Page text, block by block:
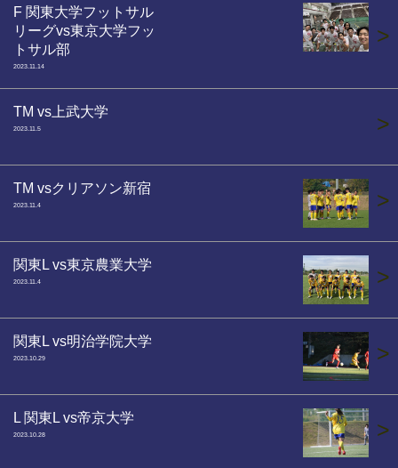
F 関東大学フットサル
リーグvs東京大学フッ
トサル部
2023.11.14
>
TM vs上武大学
2023.11.5 >
TM vsクリアソン新宿
2023.11.4 >
関東L vs東京農業大学
2023.11.4 >
関東L vs明治学院大学
2023.10.29 >
L 関東L vs帝京大学
2023.10.28 >